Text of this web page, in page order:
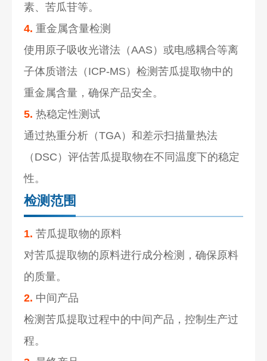
素、苦瓜苷等。
4. 重金属含量检测
使用原子吸收光谱法（AAS）或电感耦合等离
子体质谱法（ICP-MS）检测苦瓜提取物中的
重金属含量，确保产品安全。
5. 热稳定性测试
通过热重分析（TGA）和差示扫描量热法
（DSC）评估苦瓜提取物在不同温度下的稳定
性。
检测范围
1. 苦瓜提取物的原料
对苦瓜提取物的原料进行成分检测，确保原料
的质量。
2. 中间产品
检测苦瓜提取过程中的中间产品，控制生产过
程。